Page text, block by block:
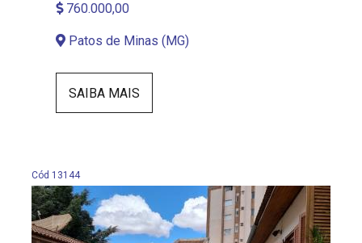
760.000,00
Patos de Minas (MG)
SAIBA MAIS
Cód 13144